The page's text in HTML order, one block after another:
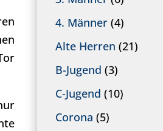
4. Männer(4)
Alte Herren (21)
B-Jugend (3)
C-Jugend (10)
Corona (5)